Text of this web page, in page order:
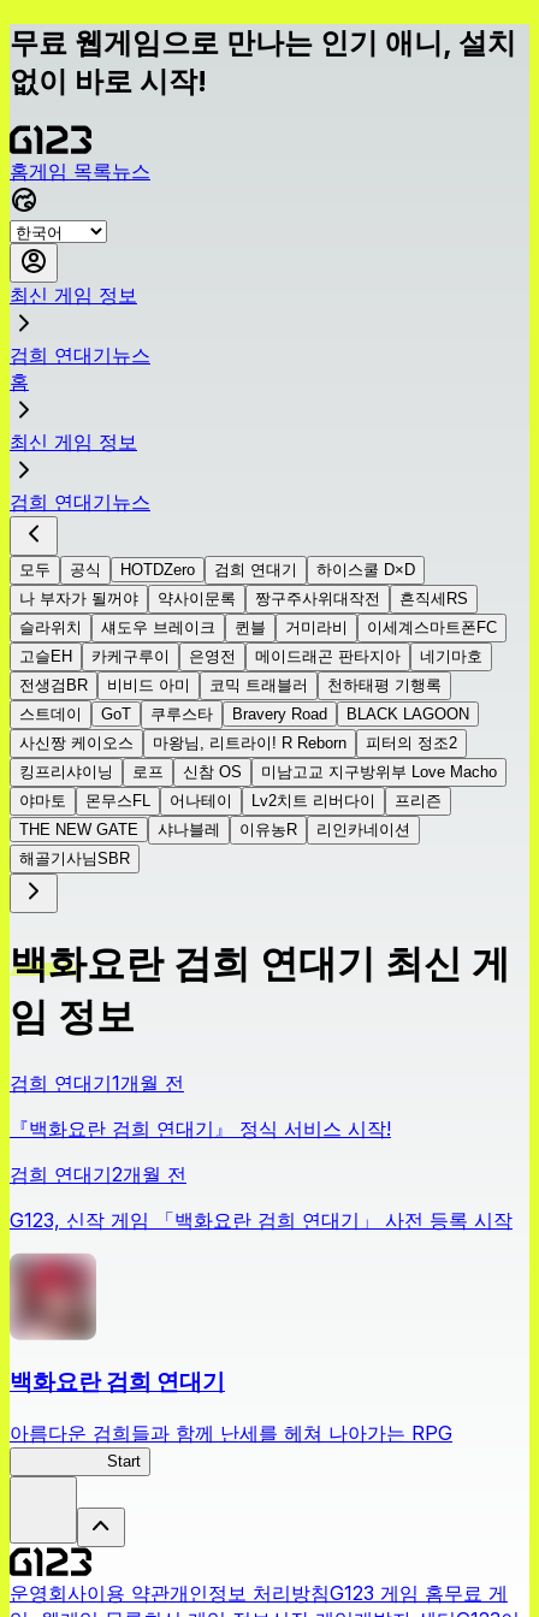
무료 웹게임으로 만나는 인기 애니, 설치
없이 바로 시작!
홈게임 목록뉴스
최신 게임 정보
검희 연대기뉴스
홈
최신 게임 정보
검희 연대기뉴스
모두 공식 HOTDZero 검희 연대기
하이스쿨 D×D
나 부자가 될꺼야
약사이문록 짱구주사위대작전
흔직세RS
슬라위치
섀도우 브레이크 퀸블 거미라비
이세계스마트폰FC
고슬EH
카케구루이 은영전 메이드래곤 판타지아
네기마호
전생검BR
비비드 아미 코믹 트래블러
천하태평 기행록
스트데이
GoT 쿠루스타 Bravery Road
BLACK LAGOON
사신짱 케이오스
마왕님, 리트라이! R Reborn
피터의 정조2
킹프리샤이닝
로프 신참 OS
미남고교 지구방위부 Love Macho
야마토
몬무스FL 어나테이 Lv2치트 리버다이
프리즌
THE NEW GATE
샤나블레 이유농R
리인카네이션
해골기사님SBR
백화요란 검희 연대기 최신 게
임 정보
검희 연대기1개월 전
『백화요란 검희 연대기』 정식 서비스 시작!
검희 연대기2개월 전
G123, 신작 게임 「백화요란 검희 연대기」 사전 등록 시작
백화요란 검희 연대기
아름다운 검희들과 함께 난세를 헤쳐 나아가는 RPG
Start
운영회사이용 약관개인정보 처리방침G123 게임 홈무료 게